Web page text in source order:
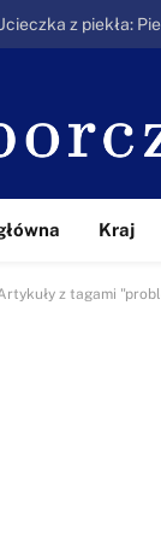
Kraj
z tagami